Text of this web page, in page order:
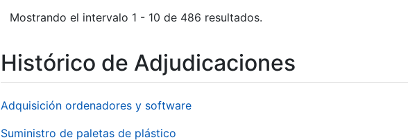
Mostrando el intervalo 1 - 10 de 486 resultados.
Histórico de Adjudicaciones
Adquisición ordenadores y software
Suministro de paletas de plástico